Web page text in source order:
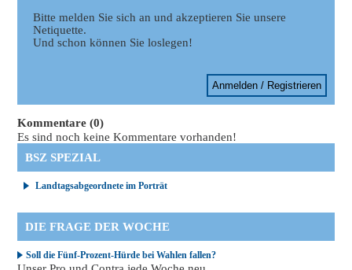
Bitte melden Sie sich an und akzeptieren Sie unsere
Netiquette.
Und schon können Sie loslegen!
Anmelden / Registrieren
Kommentare (0)
Es sind noch keine Kommentare vorhanden!
BSZ SPEZIAL
Landtagsabgeordnete im Porträt
DIE FRAGE DER WOCHE
Soll die Fünf-Prozent-Hürde bei Wahlen fallen?